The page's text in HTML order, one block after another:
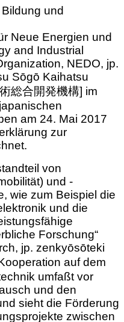
und
Neue Energien und
and Industrial
NEDO, jp.
Sōgō Kaihatsu
総合開発機構] im
am 24. Mai 2017
zur
von
und -
wie zum Beispiel die
und die
Forschung“
jp. zenkyōsōteki
auf dem
umfaßt vor
und den
sieht die Förderung
zwischen